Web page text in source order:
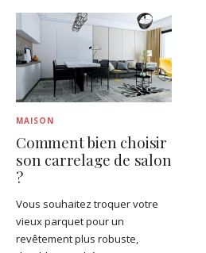
MAISON
Comment bien choisir
son carrelage de salon
?
Vous souhaitez troquer votre
vieux parquet pour un
revêtement plus robuste,